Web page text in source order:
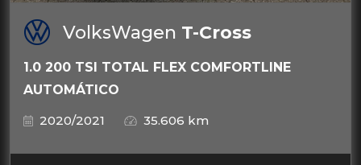
VolksWagen T-Cross
1.0 200 TSI TOTAL FLEX COMFORTLINE
AUTOMÁTICO
2020/2021
35.606 km